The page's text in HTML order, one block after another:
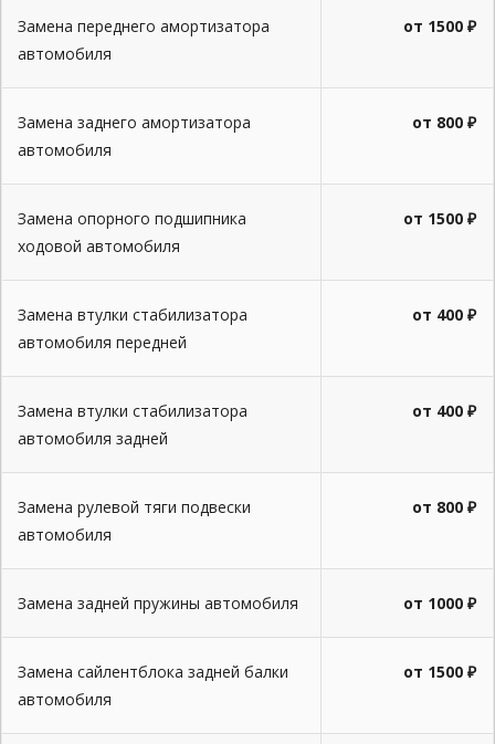
Замена переднего амортизатора
автомобиля
от 1500 ₽
Замена заднего амортизатора
автомобиля
от 800 ₽
Замена опорного подшипника
ходовой автомобиля
от 1500 ₽
Замена втулки стабилизатора
автомобиля передней
от 400 ₽
Замена втулки стабилизатора
автомобиля задней
от 400 ₽
Замена рулевой тяги подвески
автомобиля
от 800 ₽
Замена задней пружины автомобиля от 1000 ₽
Замена сайлентблока задней балки
автомобиля
от 1500 ₽